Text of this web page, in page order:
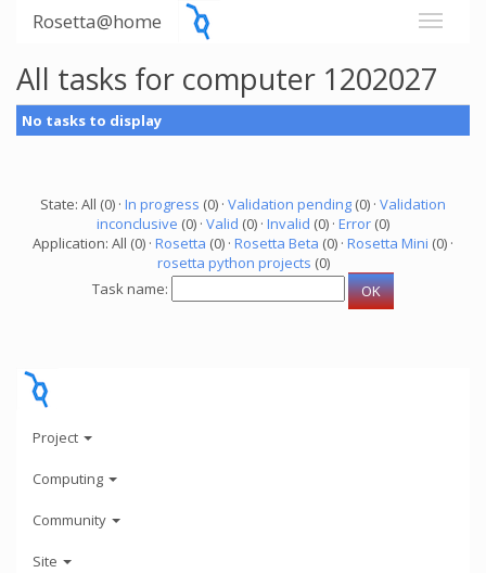
Rosetta@home
All tasks for computer 1202027
No tasks to display
State: All (0) · In progress (0) · Validation pending (0) · Validation
inconclusive (0) · Valid (0) · Invalid (0) · Error (0)
Application: All (0) · Rosetta (0) · Rosetta Beta (0) · Rosetta Mini (0) ·
rosetta python projects (0)
Task name:
Project
Computing
Community
Site